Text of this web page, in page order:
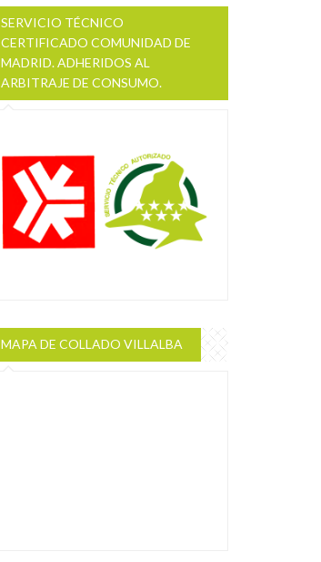
SERVICIO TÉCNICO
CERTIFICADO COMUNIDAD DE
MADRID. ADHERIDOS AL
ARBITRAJE DE CONSUMO.
MAPA DE COLLADO VILLALBA